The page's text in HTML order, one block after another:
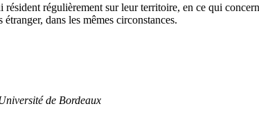
régulièrement sur leur territoire, en ce qui
dans les mêmes circonstances.
de Bordeaux